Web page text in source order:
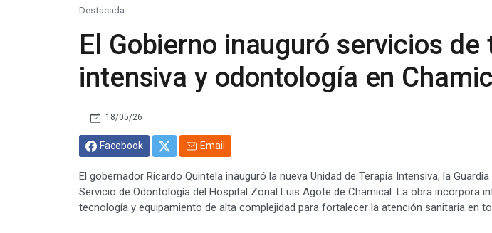
Destacada
El Gobierno inauguró servicios de
intensiva y odontología en
18/05/26
Facebook Email
El gobernador Ricardo Quintela inauguró la nueva Unidad de Terapia Intensiva, la
Servicio de Odontología del Hospital Zonal Luis Agote de Chamical. La obra incorpora
tecnología y equipamiento de alta complejidad para fortalecer la atención sanitaria en